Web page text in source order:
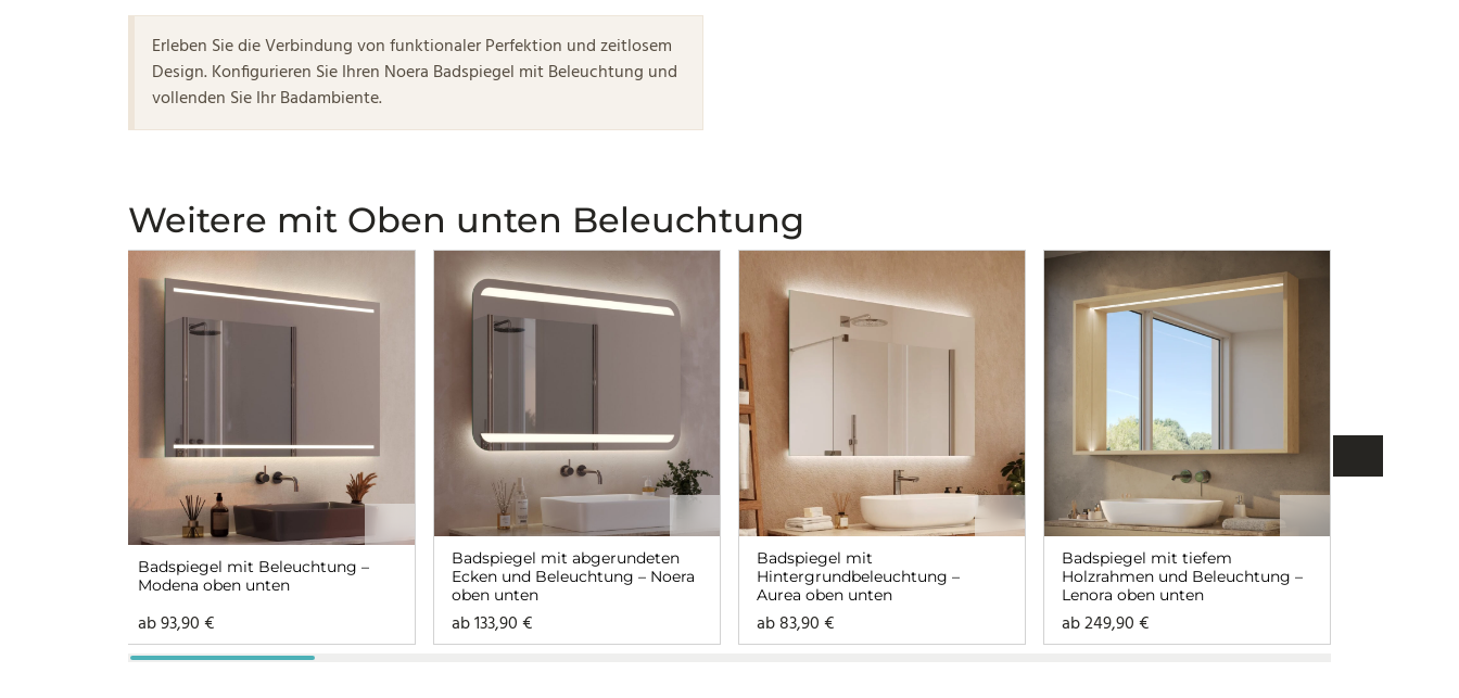
Erleben Sie die Verbindung von funktionaler Perfektion und zeitlosem
Design. Konfigurieren Sie Ihren Noera Badspiegel mit Beleuchtung und
vollenden Sie Ihr Badambiente.
Weitere mit Oben unten Beleuchtung
Badspiegel mit Beleuchtung –
Modena oben unten
ab93,90€
Badspiegel mit abgerundeten
Ecken und Beleuchtung – Noera
oben unten
ab133,90€
Badspiegel mit
Hintergrundbeleuchtung –
Aurea oben unten
ab83,90€
Badspiegel mit tiefem
Holzrahmen und Beleuchtung –
Lenora oben unten
ab249,90€